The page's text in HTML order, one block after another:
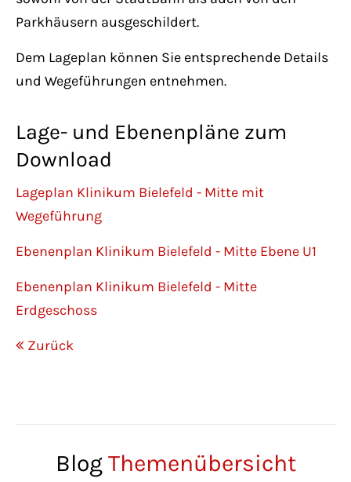
Parkhäusern ausgeschildert.
Dem Lageplan können Sie entsprechende Details
und Wegeführungen entnehmen.
Lage- und Ebenenpläne zum
Download
Lageplan Klinikum Bielefeld - Mitte mit
Wegeführung
Ebenenplan Klinikum Bielefeld - Mitte Ebene U1
Ebenenplan Klinikum Bielefeld - Mitte
Erdgeschoss
Zurück
BlogThemenübersicht